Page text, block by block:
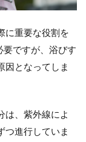
に重要な役割を
ですが、浴びす
因となってしま
は、紫外線によ
つ進行していま